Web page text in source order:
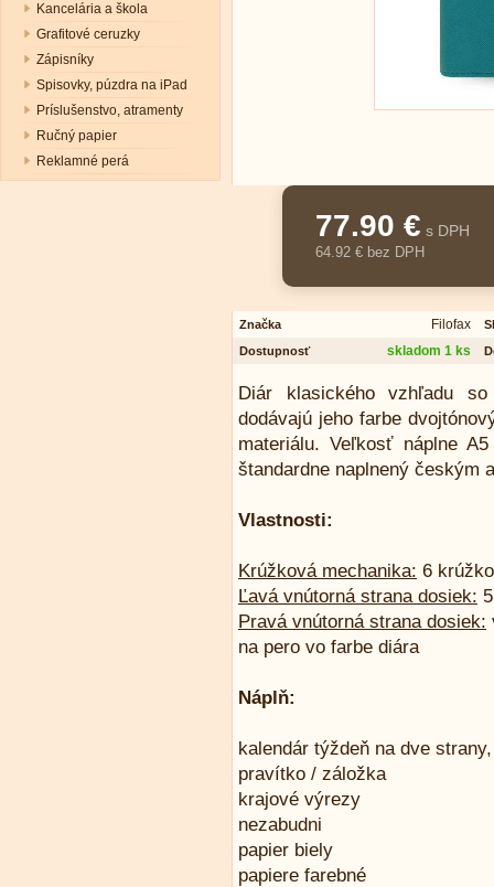
Kancelária a škola
Grafitové ceruzky
Zápisníky
Spisovky, púzdra na iPad
Príslušenstvo, atramenty
Ručný papier
Reklamné perá
77.90 € s DPH
64.92 € bez DPH
Značka Filofax
Dostupnosť
skladom 1 ks
Diár klasického vzhľadu
dodávajú jeho farbe
materiálu. Veľkosť náplne
štandardne naplnený českým
Vlastnosti:
Krúžková mechanika: 6
Ľavá vnútorná strana dosiek:
Pravá vnútorná strana dosiek:
na pero vo farbe diára
Náplň:
kalendár týždeň na dve
pravítko / záložka
krajové výrezy
nezabudni
papier biely
papiere farebné